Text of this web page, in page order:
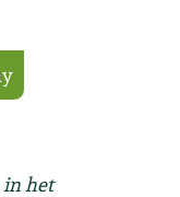
in het